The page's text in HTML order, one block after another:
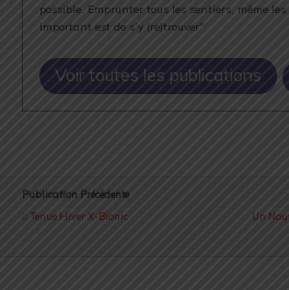
possible. Emprunter tous les sentiers, même
important est de s’y (re)trouver".
Voir toutes les publications
Publication Précédente
Tenue Hiver X-Bionic
Un